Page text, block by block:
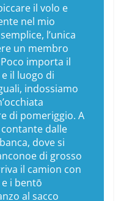
il volo e
nel mio
l’unica
un membro
importa il
e il luogo di
indossiamo
di pomeriggio. A
contante dalle
dove si
di grosso
il camion con
i bentō
al sacco